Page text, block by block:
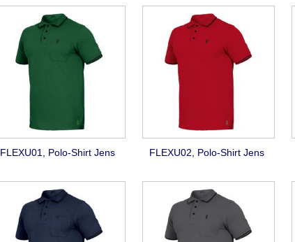
FLEXU01, Polo-Shirt Jens FLEXU02, Polo-Shirt Jens